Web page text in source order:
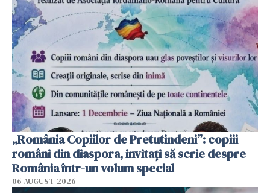
„România Copiilor de Pretutindeni”: copiii
români din diaspora, invitați să scrie despre
România într-un volum special
06 AUGUST 2026